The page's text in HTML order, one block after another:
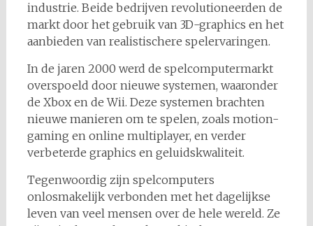
industrie. Beide bedrijven revolutioneerden de
markt door het gebruik van 3D-graphics en het
aanbieden van realistischere spelervaringen.
In de jaren 2000 werd de spelcomputermarkt
overspoeld door nieuwe systemen, waaronder
de Xbox en de Wii. Deze systemen brachten
nieuwe manieren om te spelen, zoals motion-
gaming en online multiplayer, en verder
verbeterde graphics en geluidskwaliteit.
Tegenwoordig zijn spelcomputers
onlosmakelijk verbonden met het dagelijkse
leven van veel mensen over de hele wereld. Ze